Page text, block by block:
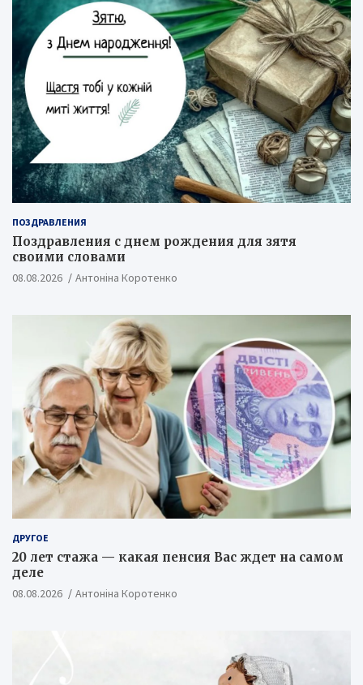
ПОЗДРАВЛЕНИЯ
Поздравления с днем рождения для зятя
своими словами
08.08.2026 Антоніна Коротенко
ДРУГОЕ
20 лет стажа — какая пенсия Вас ждет на самом
деле
08.08.2026 Антоніна Коротенко